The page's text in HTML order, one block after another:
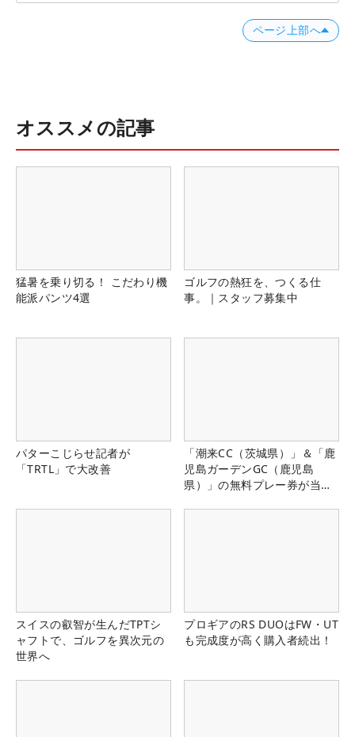
ページ上部へ
オススメの記事
猛暑を乗り切る！ こだわり機
能派パンツ4選
ゴルフの熱狂を、つくる仕
事。｜スタッフ募集中
パターこじらせ記者が
「TRTL」で大改善
「潮来CC（茨城県）」＆「鹿
児島ガーデンGC（鹿児島
県）」の無料プレー券が当た
スイスの叡智が生んだTPTシ
ャフトで、ゴルフを異次元の
世界へ
プロギアのRS DUOはFW・UT
も完成度が高く購入者続出！